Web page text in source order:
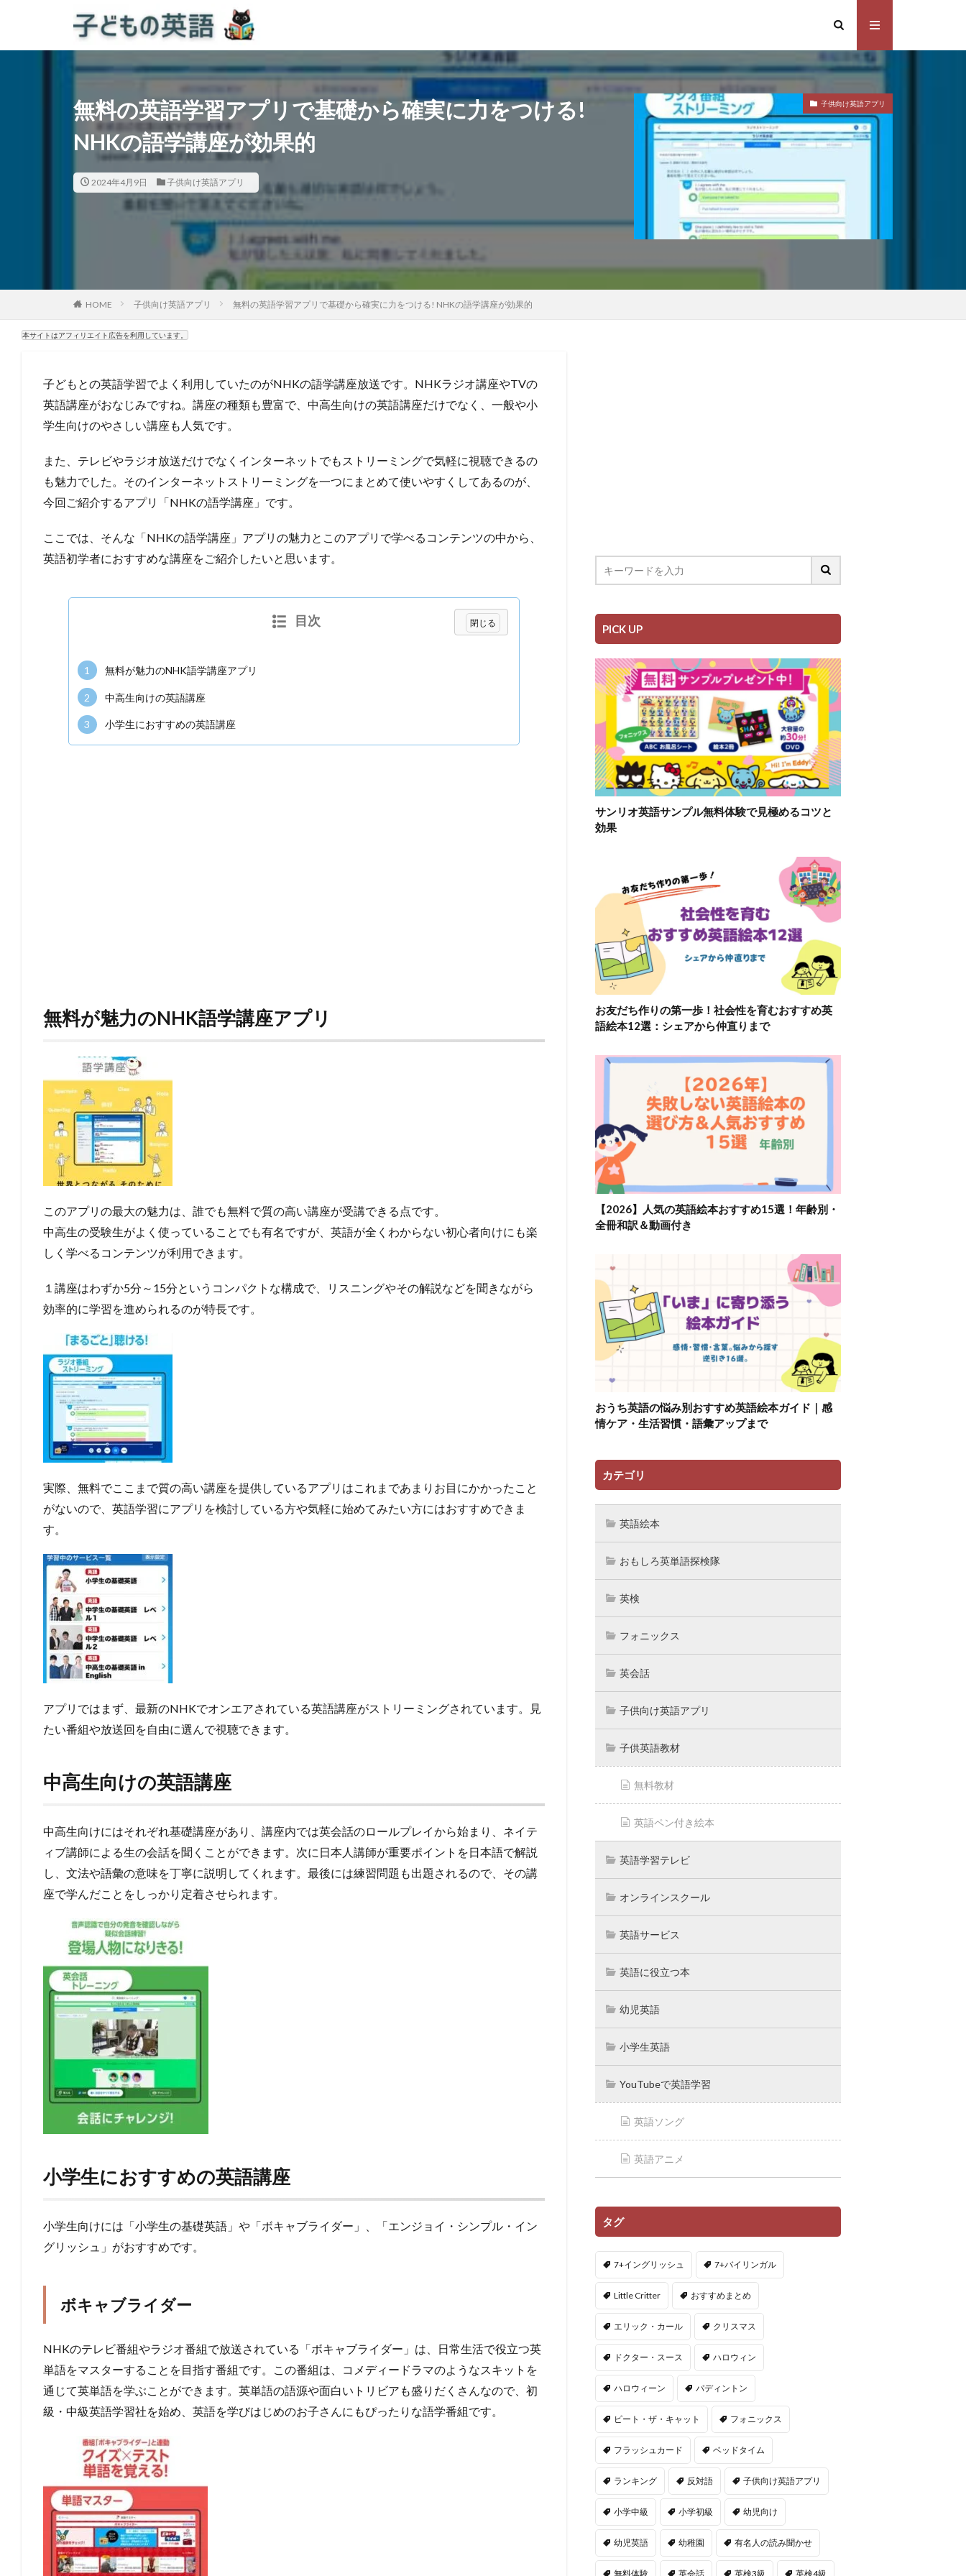
無料の英語学習アプリで基礎から確実に力をつける!
NHKの語学講座が効果的
2024年4月9日 子供向け英語アプリ
子供向け英語アプリ
HOME 子供向け英語アプリ 無料の英語学習アプリで基礎から確実に力をつける! NHKの語学講座が効果的
本サイトはアフィリエイト広告を利用しています。
子どもとの英語学習でよく利用していたのがNHKの語学講座放送です。NHKラジオ講座やTVの
英語講座がおなじみですね。講座の種類も豊富で、中高生向けの英語講座だけでなく、一般や小
学生向けのやさしい講座も人気です。
また、テレビやラジオ放送だけでなくインターネットでもストリーミングで気軽に視聴できるの
も魅力でした。そのインターネットストリーミングを一つにまとめて使いやすくしてあるのが、
今回ご紹介するアプリ「NHKの語学講座」です。
ここでは、そんな「NHKの語学講座」アプリの魅力とこのアプリで学べるコンテンツの中から、
英語初学者におすすめな講座をご紹介したいと思います。
目次
1 無料が魅力のNHK語学講座アプリ
2 中高生向けの英語講座
3 小学生におすすめの英語講座
無料が魅力のNHK語学講座アプリ
このアプリの最大の魅力は、誰でも無料で質の高い講座が受講できる点です。
中高生の受験生がよく使っていることでも有名ですが、英語が全くわからない初心者向けにも楽
しく学べるコンテンツが利用できます。
１講座はわずか5分～15分というコンパクトな構成で、リスニングやその解説などを聞きながら
効率的に学習を進められるのが特長です。
実際、無料でここまで質の高い講座を提供しているアプリはこれまであまりお目にかかったこと
がないので、英語学習にアプリを検討している方や気軽に始めてみたい方にはおすすめできま
す。
アプリではまず、最新のNHKでオンエアされている英語講座がストリーミングされています。見
たい番組や放送回を自由に選んで視聴できます。
中高生向けの英語講座
中高生向けにはそれぞれ基礎講座があり、講座内では英会話のロールプレイから始まり、ネイテ
ィブ講師による生の会話を聞くことができます。次に日本人講師が重要ポイントを日本語で解説
し、文法や語彙の意味を丁寧に説明してくれます。最後には練習問題も出題されるので、その講
座で学んだことをしっかり定着させられます。
小学生におすすめの英語講座
小学生向けには「小学生の基礎英語」や「ボキャブライダー」、「エンジョイ・シンプル・イン
グリッシュ」がおすすめです。
ボキャブライダー
NHKのテレビ番組やラジオ番組で放送されている「ボキャブライダー」は、日常生活で役立つ英
単語をマスターすることを目指す番組です。この番組は、コメディードラマのようなスキットを
通じて英単語を学ぶことができます。英単語の語源や面白いトリビアも盛りだくさんなので、初
級・中級英語学習社を始め、英語を学びはじめのお子さんにもぴったりな語学番組です。
PICK UP
サンリオ英語サンプル無料体験で見極めるコツと
効果
お友だち作りの第一歩！社会性を育むおすすめ英
語絵本12選：シェアから仲直りまで
【2026】人気の英語絵本おすすめ15選！年齢別・
全冊和訳＆動画付き
おうち英語の悩み別おすすめ英語絵本ガイド｜感
情ケア・生活習慣・語彙アップまで
カテゴリ
英語絵本
おもしろ英単語探検隊
英検
フォニックス
英会話
子供向け英語アプリ
子供英語教材
無料教材
英語ペン付き絵本
英語学習テレビ
オンラインスクール
英語サービス
英語に役立つ本
幼児英語
小学生英語
YouTubeで英語学習
英語ソング
英語アニメ
タグ
7+イングリッシュ 7+バイリンガル
Little Critter おすすめまとめ
エリック・カール クリスマス
ドクター・スース ハロウィン
ハロウィーン パディントン
ピート・ザ・キャット フォニックス
フラッシュカード ベッドタイム
ランキング 反対語 子供向け英語アプリ
小学中級 小学初級 幼児向け
幼児英語 幼稚園 有名人の読み聞かせ
無料体験 英会話 英検3級 英検4級